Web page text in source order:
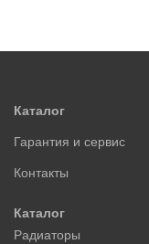
Каталог
Гарантия и сервис
Контакты
Каталог
Радиаторы